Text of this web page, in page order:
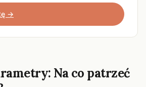
→
Na co patrzeć